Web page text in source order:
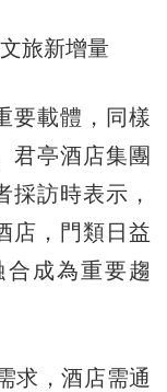
旅新增量
載體，同樣
君亭酒店集團
採訪時表示，
店，門類日益
成為重要趨
，酒店需通